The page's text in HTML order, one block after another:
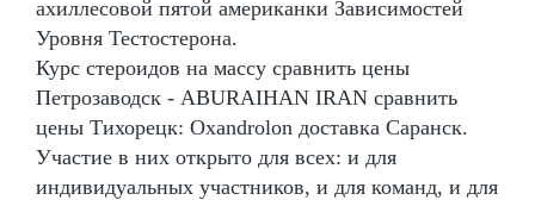
ахиллесовой пятой американки Зависимостей
Уровня Тестостерона.
Курс стероидов на массу сравнить цены
Петрозаводск - ABURAIHAN IRAN сравнить
цены Тихорецк: Oxandrolon доставка Саранск.
Участие в них открыто для всех: и для
индивидуальных участников, и для команд, и для